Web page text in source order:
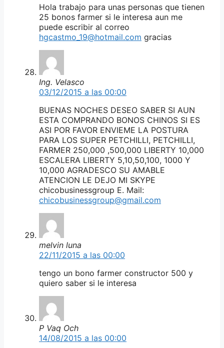
Hola trabajo para unas personas que tienen
25 bonos farmer si le interesa aun me
puede escribir al correo
hgcastmo_19@hotmail.com gracias
Ing. Velasco
03/12/2015 a las 00:00
BUENAS NOCHES DESEO SABER SI AUN
ESTA COMPRANDO BONOS CHINOS SI ES
ASI POR FAVOR ENVIEME LA POSTURA
PARA LOS SUPER PETCHILLI, PETCHILLI,
FARMER 250,000 ,500,000 LIBERTY 10,000
ESCALERA LIBERTY 5,10,50,100, 1000 Y
10,000 AGRADESCO SU AMABLE
ATENCION LE DEJO MI SKYPE
chicobusinessgroup E. Mail:
chicobusinessgroup@gmail.com
melvin luna
22/11/2015 a las 00:00
tengo un bono farmer constructor 500 y
quiero saber si le interesa
P Vaq Och
14/08/2015 a las 00:00